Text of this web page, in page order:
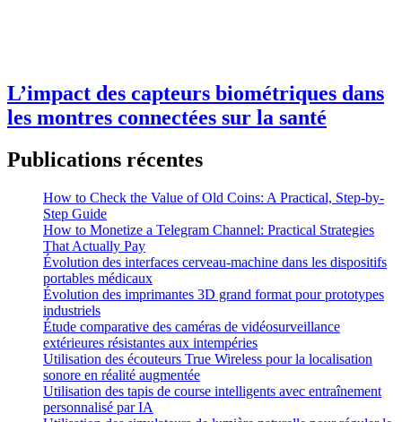
L’impact des capteurs biométriques dans
les montres connectées sur la santé
Publications récentes
How to Check the Value of Old Coins: A Practical, Step-by-
Step Guide
How to Monetize a Telegram Channel: Practical Strategies
That Actually Pay
Évolution des interfaces cerveau-machine dans les dispositifs
portables médicaux
Évolution des imprimantes 3D grand format pour prototypes
industriels
Étude comparative des caméras de vidéosurveillance
extérieures résistantes aux intempéries
Utilisation des écouteurs True Wireless pour la localisation
sonore en réalité augmentée
Utilisation des tapis de course intelligents avec entraînement
personnalisé par IA